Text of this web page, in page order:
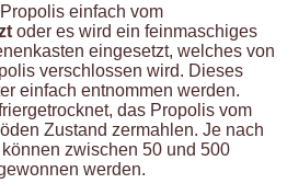
einfach vom
oder es wird ein feinmaschiges
eingesetzt, welches von
verschlossen wird. Dieses
einfach entnommen werden.
das Propolis vom
Zustand zermahlen. Je nach
zwischen 50 und 500
werden.